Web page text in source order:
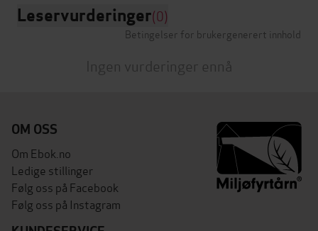
Leservurderinger(0)
Betingelser for brukergenerert innhold
Ingen vurderinger ennå
OM OSS
Om Ebok.no
Ledige stillinger
Følg oss på Facebook
Følg oss på Instagram